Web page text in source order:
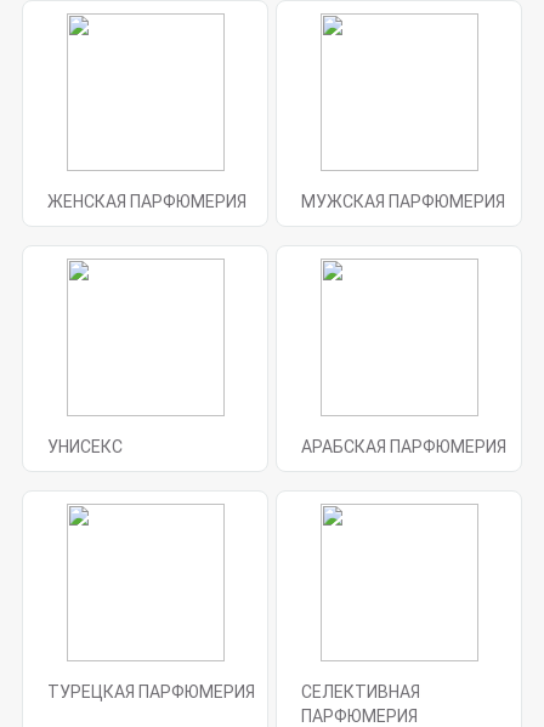
ЖЕНСКАЯ ПАРФЮМЕРИЯ МУЖСКАЯ ПАРФЮМЕРИЯ
УНИСЕКС АРАБСКАЯ ПАРФЮМЕРИЯ
ТУРЕЦКАЯ ПАРФЮМЕРИЯ
СЕЛЕКТИВНАЯ
ПАРФЮМЕРИЯ